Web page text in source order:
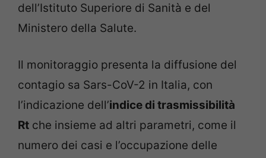
dell’Istituto Superiore di Sanità e del
Ministero della Salute.
Il monitoraggio presenta la diffusione del
contagio sa Sars-CoV-2 in Italia, con
l’indicazione dell’indice di trasmissibilità
Rt che insieme ad altri parametri, come il
numero dei casi e l’occupazione delle